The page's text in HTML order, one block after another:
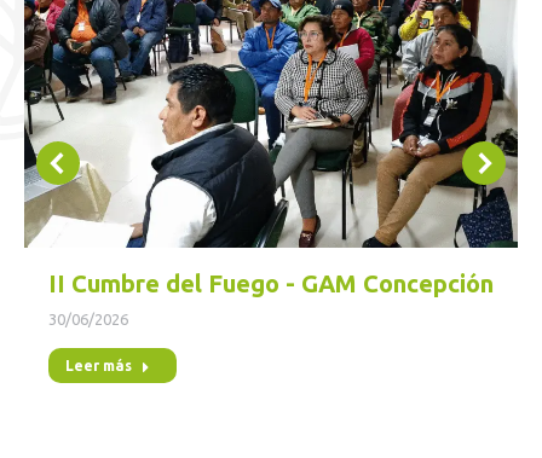
II Cumbre del Fuego - GAM Concepción
30/06/2026
Leer más